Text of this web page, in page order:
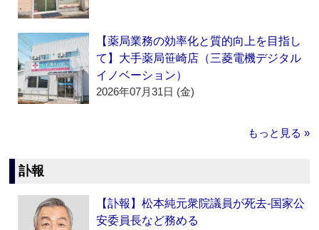
【薬局業務の効率化と質的向上を目指し
て】大手薬局笹崎店（三菱電機デジタル
イノベーション）
2026年07月31日 (金)
もっと見る »
訃報
【訃報】松本純元衆院議員が死去‐国家公
安委員長など務める